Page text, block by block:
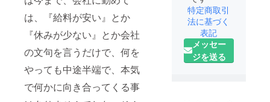
は、『給料が安い』とか
『休みが少ない』とか会社
の文句を言うだけで、何を
やっても中途半端で、本気
で何かに向き合ってくる事
特定商取引
法に基づく
表記
メッセー
ジを送る